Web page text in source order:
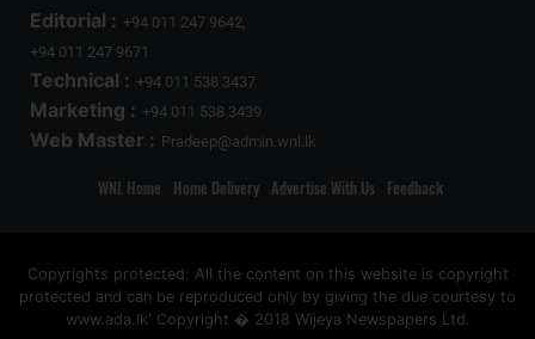
Editorial : +94 011 247 9642,
+94 011 247 9671
Technical : +94 011 538 3437
Marketing : +94 011 538 3439
Web Master : Pradeep@admin.wnl.lk
WNL Home Home Delivery Advertise With Us Feedback
Copyrights protected: All the content on this website is copyright
protected and can be reproduced only by giving the due courtesy to
www.ada.lk' Copyright � 2018 Wijeya Newspapers Ltd.